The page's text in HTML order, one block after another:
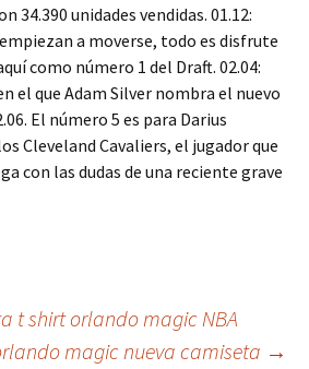
34.390 unidades vendidas. 01.12:
a moverse, todo es disfrute
como número 1 del Draft. 02.04:
el que Adam Silver nombra el nuevo
El número 5 es para Darius
Cleveland Cavaliers, el jugador que
con las dudas de una reciente grave
t shirt orlando magic NBA
magic nueva camiseta →